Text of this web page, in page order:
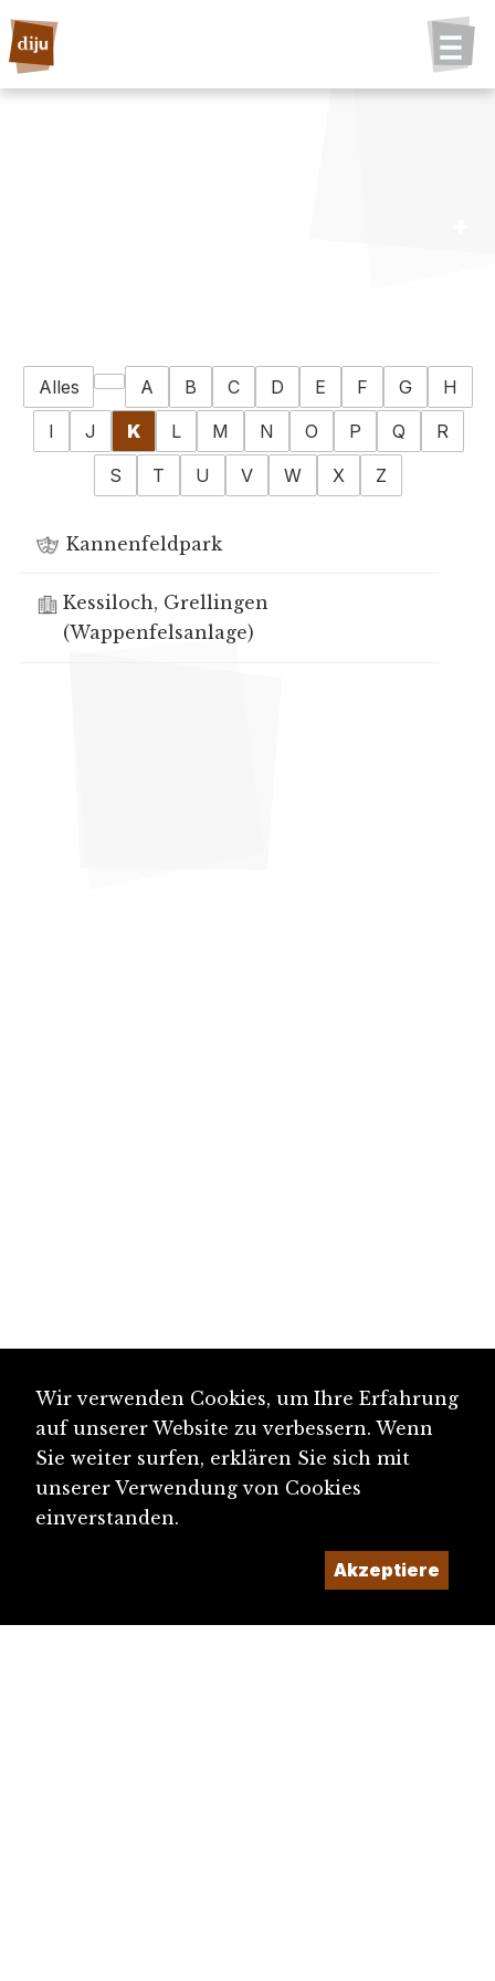
Alles A B C D E F G
H
I
J K L M N O P Q
R
S
T U V W X Z
Kannenfeldpark
Kessiloch, Grellingen
(Wappenfelsanlage)
Wir verwenden Cookies, um Ihre Erfahrung
auf unserer Website zu verbessern. Wenn
Sie weiter surfen, erklären Sie sich mit
unserer Verwendung von Cookies
einverstanden.
Akzeptiere